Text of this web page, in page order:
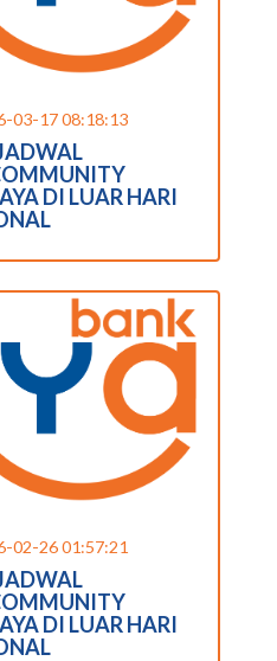
03-17 08:18:13
DI LUAR HARI
02-26 01:57:21
DI LUAR HARI